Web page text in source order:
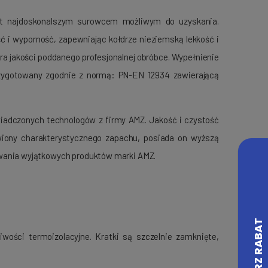
surowcem możliwym do uzyskania.
wyporność, zapewniając kołdrze nieziemską lekkość i
poddanego profesjonalnej obróbce. Wypełnienie
zgodnie z normą: PN-EN 12934 zawierającą
technologów z firmy AMZ. Jakość i czystość
charakterystycznego zapachu, posiada on wyższą
wyjątkowych produktów marki AMZ.
termoizolacyjne. Kratki są szczelnie zamknięte,